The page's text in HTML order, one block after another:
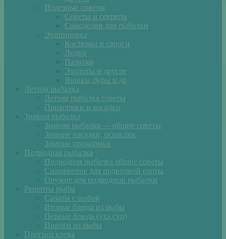
Полезные советы
Советы и секреты
Самоделки для рыбалки
Экипировка
Костюмы и сапоги
Лодки
Палатки
Эхолоты и другое
Ящики, буры и др
Летняя рыбалка
Летняя рыбалка советы
Прикормки и насадки
Зимняя рыбалка
Зимняя рыбалка — общие советы
Зимние насадки, оснастки
Зимние прикормки
Подводная рыбалка
Подводная рыбалка общие советы
Снаряжение для подводной охоты
Оружие для подводной рыбалки
Рецепты рыбы
Салаты с рыбой
Вторые блюда из рыбы
Первые блюда (уха,суп)
Пироги из рыбы
Прогноз клева